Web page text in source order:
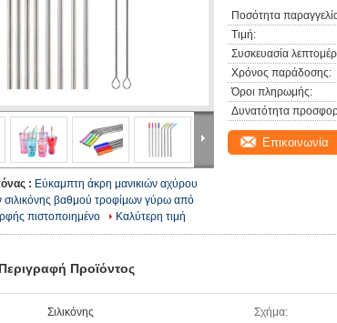
: Εύκαμπτη άκρη μανικιών αχύρου
βαθμού τροφίμων γύρω από
πιστοποιημένο
Καλύτερη τιμή
Ποσότητα
Τιμή:
Συσκευασία
Χρόνος παράδοσης:
Όροι πληρωμής:
Δυνατότητα
Επικοινωνία
Προϊόντος
Σιλικόνης Σχήμα: